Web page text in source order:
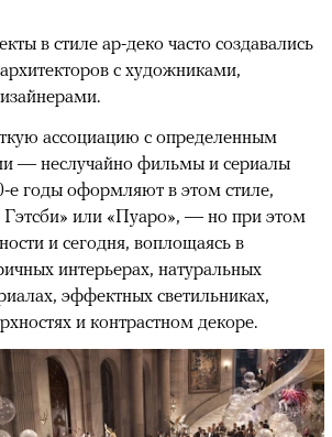
в стиле ар-деко часто создавались
с художниками,
ассоциацию с определенным
— неслучайно фильмы и сериалы
е годы оформляют в этом стиле,
Гэтсби» или «Пуаро», — но при этом
и сегодня, воплощаясь в
интерьерах, натуральных
эффектных светильниках,
и контрастном декоре.